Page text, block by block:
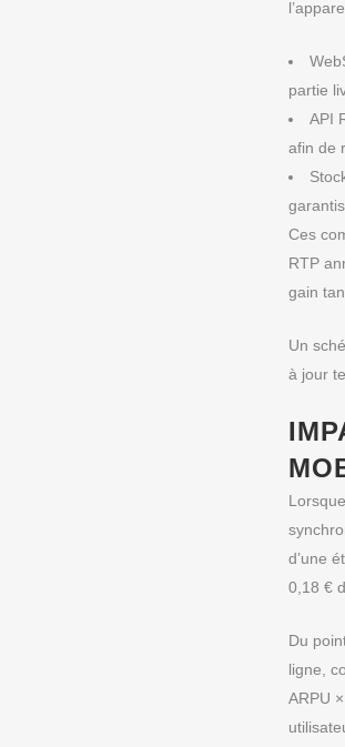
partie
API
afin de
Ces
RTP
gain
Un
à jour
d’une
0,18 €
Du
ligne,
ARPU